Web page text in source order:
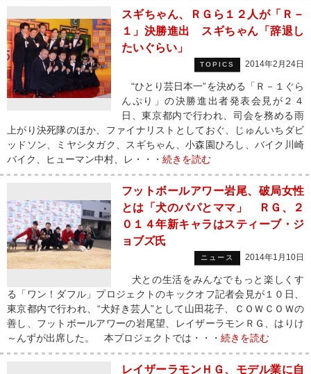
スギちゃん、ＲＧら１２人が「Ｒ－
１」決勝進出 スギちゃん「辞退し
たいぐらい」
TOPICS 2014年2月24日
“ひとり芸日本一”を決める「Ｒ－１ぐら
んぷり」の決勝進出者発表会見が２４
日、東京都内で行われ、司会を務める雨
上がり決死隊のほか、ファイナリストとしておぐ、じゅんいちダビ
ッドソン、ミヤシタガク、スギちゃん、小森園ひろし、バイク川崎
バイク、ヒューマン中村、レ・・・ 続きを読む
フットボールアワー岩尾、破局女性
とは「犬のパパとママ」 ＲＧ、２
０１４年新キャラはスティーブ・ジ
ョブズ氏
ニュース 2014年1月10日
犬との生活をみんなでもっと楽しくす
る「ワン！ダフル」プロジェクトのキックオフ記者会見が１０日、
東京都内で行われ、“犬好き芸人”として山田花子、ＣＯＷＣＯＷの
善し、フットボールアワーの岩尾望、レイザーラモンＲＧ、はりけ
～んずが出席した。 本プロジェクトでは・・・ 続きを読む
レイザーラモンＨＧ、モデル業に自